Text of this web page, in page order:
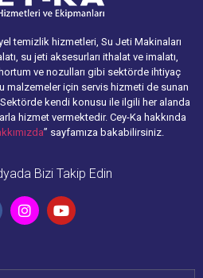
temizlik hizmetleri, Su Jeti Makinaları
su jeti aksesurları ithalat ve imalatı,
ve nozulları gibi sektörde ihtiyaç
malzemeler için servis hizmeti de sunan
kendi konusu ile ilgili her alanda
hizmet vermektedir. Cey-Ka hakkında
” sayfamıza bakabilirsiniz.
Bizi Takip Edin